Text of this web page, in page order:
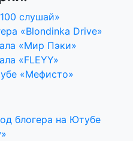
слушай»
«Blondinka Drive»
«Мир Пэки»
«FLEYY»
«Мефисто»
блогера на Ютубе